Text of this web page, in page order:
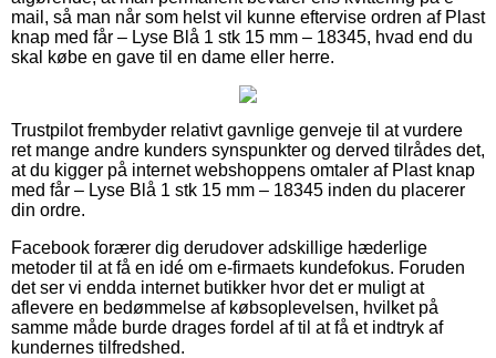
mail, så man når som helst vil kunne eftervise ordren af Plast
knap med får – Lyse Blå 1 stk 15 mm – 18345, hvad end du
skal købe en gave til en dame eller herre.
Trustpilot frembyder relativt gavnlige genveje til at vurdere
ret mange andre kunders synspunkter og derved tilrådes det,
at du kigger på internet webshoppens omtaler af Plast knap
med får – Lyse Blå 1 stk 15 mm – 18345 inden du placerer
din ordre.
Facebook forærer dig derudover adskillige hæderlige
metoder til at få en idé om e-firmaets kundefokus. Foruden
det ser vi endda internet butikker hvor det er muligt at
aflevere en bedømmelse af købsoplevelsen, hvilket på
samme måde burde drages fordel af til at få et indtryk af
kundernes tilfredshed.